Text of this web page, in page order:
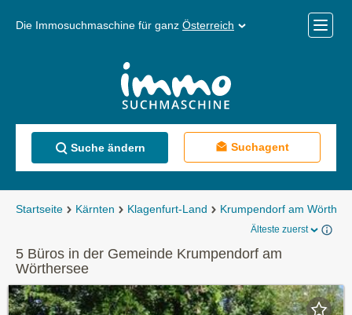
Die Immosuchmaschine für ganz Österreich
Menü
Suche ändern Suchagent
Startseite Kärnten Klagenfurt-Land Krumpendorf am
Älteste zuerst
5 Büros in der Gemeinde Krumpendorf am
Wörthersee